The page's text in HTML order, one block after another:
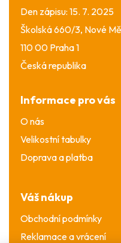
Den zápisu: 15. 7. 2025
Školská 660/3, Nové
110 00 Praha 1
Česká republika
Informace pro vás
O nás
Velikostní tabulky
Doprava a platba
Váš nákup
Obchodní podmínky
Reklamace a vrácení